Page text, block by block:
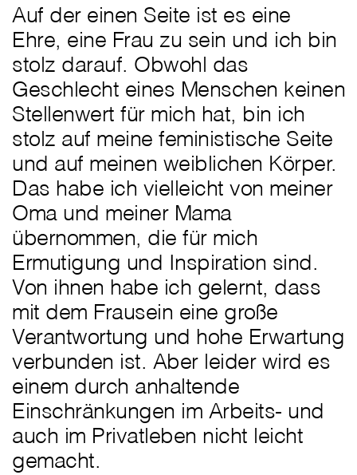
Auf der einen Seite ist es eine
Ehre, eine Frau zu sein und ich bin
stolz darauf. Obwohl das
Geschlecht eines Menschen keinen
Stellenwert für mich hat, bin ich
stolz auf meine feministische Seite
und auf meinen weiblichen Körper.
Das habe ich vielleicht von meiner
Oma und meiner Mama
übernommen, die für mich
Ermutigung und Inspiration sind.
Von ihnen habe ich gelernt, dass
mit dem Frausein eine große
Verantwortung und hohe Erwartung
verbunden ist. Aber leider wird es
einem durch anhaltende
Einschränkungen im Arbeits- und
auch im Privatleben nicht leicht
gemacht.